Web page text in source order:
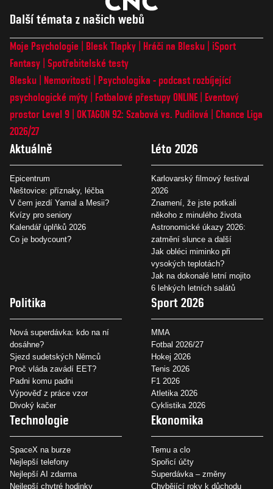
Další témata z našich webů
Moje Psychologie Blesk Tlapky Hráči na Blesku
iSport
Fantasy Spotřebitelské testy
Blesku
Nemovitosti
Psychologika - podcast rozbíjející
psychologické mýty
Fotbalové přestupy ONLINE
Eventový
prostor Level 9 OKTAGON 92: Szabová vs. Pudilová
Chance Liga
2026/27
Aktuálně
Epicentrum
Neštovice: příznaky, léčba
V čem jezdí Yamal a Mesii?
Kvízy pro seniory
Kalendář úplňků 2026
Co je bodycount?
Léto 2026
Karlovarský filmový festival
2026
Znamení, že jste potkali
někoho z minulého života
Astronomické úkazy 2026:
zatmění slunce a další
Jak obléci miminko při
vysokých teplotách?
Jak na dokonalé letní mojito
6 lehkých letních salátů
Politika
Nová superdávka: kdo na ní
dosáhne?
Sjezd sudetských Němců
Proč vláda zavádí EET?
Padni komu padni
Výpověď z práce vzor
Divoký kačer
Sport 2026
MMA
Fotbal 2026/27
Hokej 2026
Tenis 2026
F1 2026
Atletika 2026
Cyklistika 2026
Technologie
SpaceX na burze
Nejlepší telefony
Nejlepší AI zdarma
Nejlepší chytré hodinky
Ekonomika
Temu a clo
Spořicí účty
Superdávka – změny
Chybějící roky k důchodu